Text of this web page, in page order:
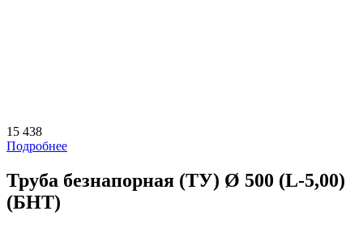
15 438
Подробнее
Труба безнапорная (ТУ) Ø 500 (L-5,00)
(БНТ)